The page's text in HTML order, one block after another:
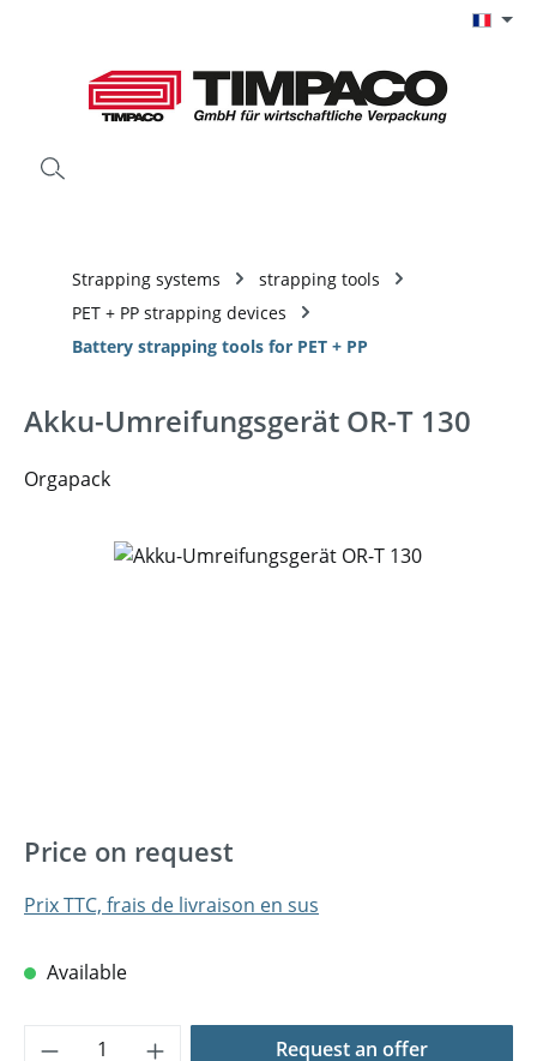
Strapping systems
strapping tools
PET + PP strapping devices
Battery strapping tools for PET + PP
Akku-Umreifungsgerät OR-T 130
Orgapack
Ignorer la galerie d'images
Price on request
Prix TTC, frais de livraison en sus
Available
Quantité de produit : Entrez la
Request an offer